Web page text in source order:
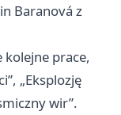
Baranová z
prace,
„Eksplozję
wir”.